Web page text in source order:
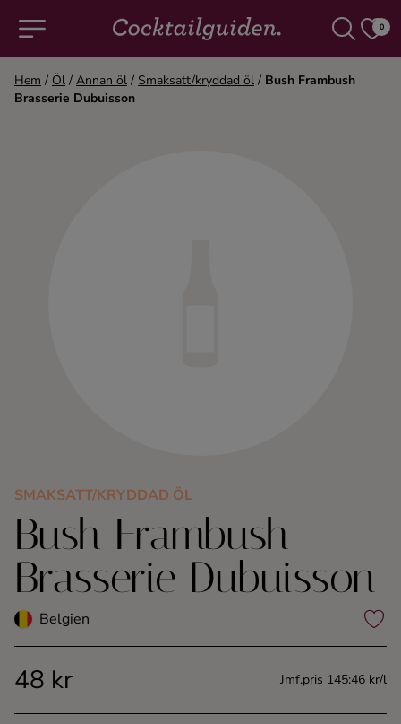
0
COCKTAILS & DRINKAR
Likör
Rom
Shots
Tequila
Hem / Öl / Annan öl / Smaksatt/kryddad öl / Bush Frambush
Brasserie Dubuisson
SMAKSATT/KRYDDAD ÖL
Bush Frambush
Brasserie Dubuisson
Belgien
48 kr Jmf.pris 145:46 kr/l